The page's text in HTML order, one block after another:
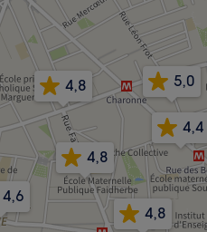
4,8
4,8
4,4
5,0
4,6
4,8